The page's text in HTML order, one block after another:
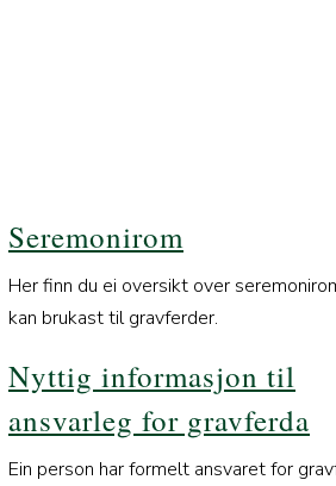
Seremonirom
Her finn du ei oversikt over
kan brukast til gravferder.
Nyttig informasjon til
ansvarleg for gravferda
Ein person har formelt ansvaret for